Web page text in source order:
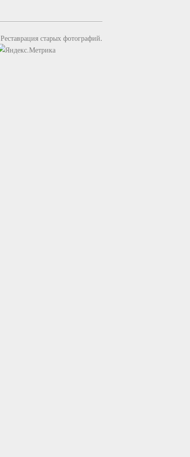
Реставрация старых фотографий.